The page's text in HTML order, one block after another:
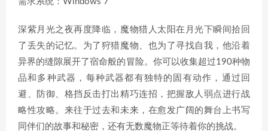
深紫月光之夜再度降临，魔物猎人太阳在月光下瞬间拾回
了丢失的记忆。为了狩猎魔物、也为了寻找自我，他沿着
异界的缝隙展开了宿命般的冒险。你可以收集超过190种物
品和多种武器，每种武器都有独特的固有动作，通过回
避、防御、格挡反击打出精巧连招，把握敌人弱点进行战
略性攻略。来往于过去和未来，在愈发广阔的舞台上书写
同伴们的故事和秘密，还有无数魔物正等待着你的挑战。